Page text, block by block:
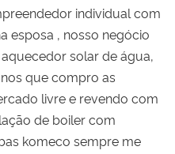
individual com
esposa , nosso negócio
solar de água,
que compro as
livre e revendo com
de boiler com
komeco sempre me